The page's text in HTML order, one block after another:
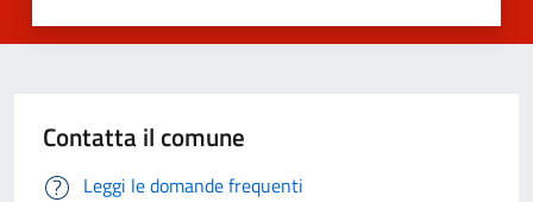
Contatta il comune
Leggi le domande frequenti